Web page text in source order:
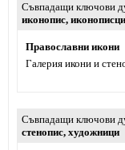
Съвпадащи ключови
иконопис, иконописци
Православни икони
Галерия икони и
Съвпадащи ключови
стенопис, художници